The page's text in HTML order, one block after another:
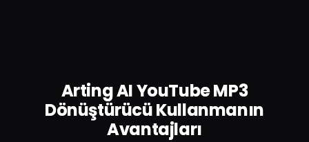
Arting AI YouTube MP3
Dönüştürücü Kullanmanın
Avantajları